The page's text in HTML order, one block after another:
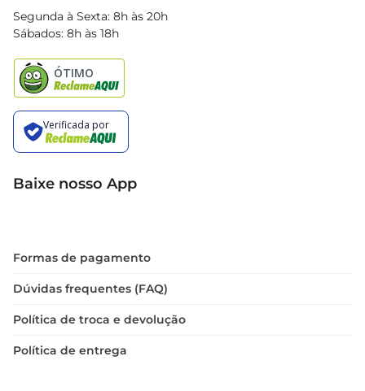
Blog Bretas
Black Friday
Segunda à Sexta: 8h às 20h
Sábados: 8h às 18h
Baixe nosso App
Formas de pagamento
Dúvidas frequentes (FAQ)
Política de troca e devolução
Política de entrega